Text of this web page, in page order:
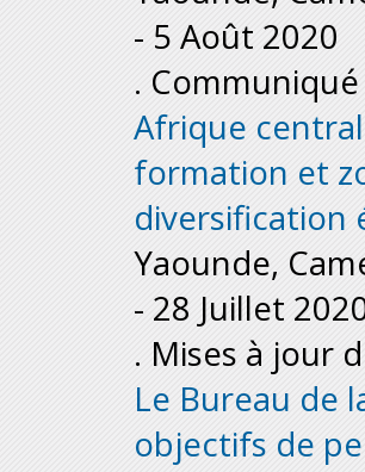
- 5 Août 2020
.
Afrique
formation et
diversification
Yaounde,
- 28 Juillet
. Mises à jour
Le Bureau de
objectifs de